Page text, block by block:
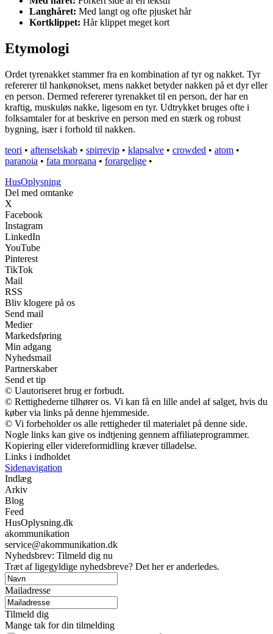
Langhåret: Med langt og ofte pjusket hår
Kortklippet: Hår klippet meget kort
Etymologi
Ordet tyrenakket stammer fra en kombination af tyr og nakket. Tyr
refererer til hankønokset, mens nakket betyder nakken på et dyr eller
en person. Dermed refererer tyrenakket til en person, der har en
kraftig, muskuløs nakke, ligesom en tyr. Udtrykket bruges ofte i
folksamtaler for at beskrive en person med en stærk og robust
bygning, især i forhold til nakken.
teori • aftenselskab • spirrevip • klapsalve • crowded • atom •
paranoia • fata morgana • forargelige •
HusOplysning
Del med omtanke
X
Facebook
Instagram
LinkedIn
YouTube
Pinterest
TikTok
Mail
RSS
Bliv klogere på os
Send mail
Medier
Markedsføring
Min adgang
Nyhedsmail
Partnerskaber
Send et tip
© Uautoriseret brug er forbudt.
© Rettighederne tilhører os. Vi kan få en lille andel af salget, hvis du
køber via links på denne hjemmeside.
© Vi forbeholder os alle rettigheder til materialet på denne side.
Nogle links kan give os indtjening gennem affiliateprogrammer.
Kopiering eller videreformidling kræver tilladelse.
Links i indholdet
Sidenavigation
Indlæg
Arkiv
Blog
Feed
HusOplysning.dk
akommunikation
service@akommunikation.dk
Nyhedsbrev: Tilmeld dig nu
Træt af ligegyldige nyhedsbreve? Det her er anderledes.
Mailadresse
Tilmeld dig
Mange tak for din tilmelding